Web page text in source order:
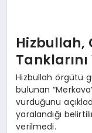
Hizbullah,
Hizbullah örgütü
bulunan
vurduğunu
yaralandığı
verilmedi.